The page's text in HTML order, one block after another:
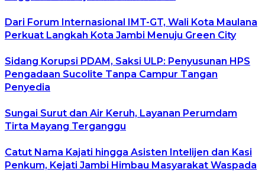
Dari Forum Internasional IMT-GT, Wali Kota Maulana
Perkuat Langkah Kota Jambi Menuju Green City
Sidang Korupsi PDAM, Saksi ULP: Penyusunan HPS
Pengadaan Sucolite Tanpa Campur Tangan
Penyedia
Sungai Surut dan Air Keruh, Layanan Perumdam
Tirta Mayang Terganggu
Catut Nama Kajati hingga Asisten Intelijen dan Kasi
Penkum, Kejati Jambi Himbau Masyarakat Waspada